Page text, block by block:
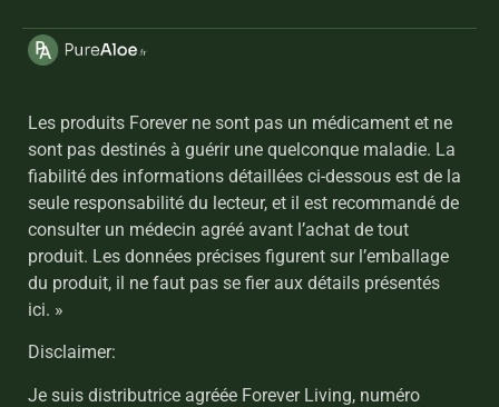
Les produits Forever ne sont pas un médicament et ne
sont pas destinés à guérir une quelconque maladie. La
fiabilité des informations détaillées ci-dessous est de la
seule responsabilité du lecteur, et il est recommandé de
consulter un médecin agréé avant l’achat de tout
produit. Les données précises figurent sur l’emballage
du produit, il ne faut pas se fier aux détails présentés
ici. »
Disclaimer:
Je suis distributrice agréée Forever Living, numéro